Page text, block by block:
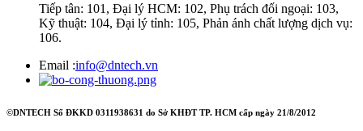
Tiếp tân: 101, Đại lý HCM: 102, Phụ trách đối ngoại: 103,
Kỹ thuật: 104, Đại lý tỉnh: 105, Phản ánh chất lượng dịch vụ:
106.
Email :info@dntech.vn
©DNTECH Số ĐKKD 0311938631 do Sở KHĐT TP. HCM cấp ngày 21/8/2012